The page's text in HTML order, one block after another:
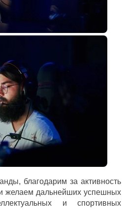
благодарим за активность
желаем дальнейших успешных
и спортивных